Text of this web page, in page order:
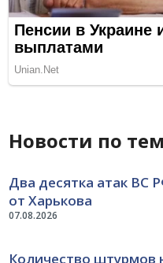
Новости по
07.08.2026
Два десятка атак ВС
от Харькова
Количество штурмов